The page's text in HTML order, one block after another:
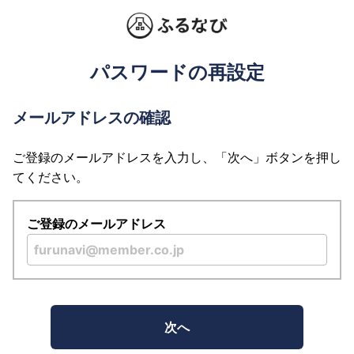
パスワードの再設定
メールアドレスの確認
ご登録のメールアドレスを入力し、「次へ」ボタンを押し
てください。
ご登録のメールアドレス